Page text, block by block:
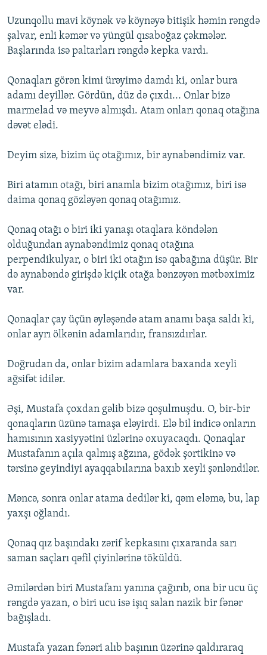
Uzunqollu mavi köynək və köynəyə bitişik həmin rəngdə
şalvar, enli kəmər və yüngül qısaboğaz çəkmələr.
Başlarında isə paltarları rəngdə kepka vardı.
Qonaqları görən kimi ürəyimə damdı ki, onlar bura
adamı deyillər. Gördün, düz də çıxdı... Onlar bizə
marmelad və meyvə almışdı. Atam onları qonaq otağına
dəvət elədi.
Deyim sizə, bizim üç otağımız, bir aynabəndimiz var.
Biri atamın otağı, biri anamla bizim otağımız, biri isə
daima qonaq gözləyən qonaq otağımız.
Qonaq otağı o biri iki yanaşı otaqlara köndələn
olduğundan aynabəndimiz qonaq otağına
perpendikulyar, o biri iki otağın isə qabağına düşür. Bir
də aynabəndə girişdə kiçik otağa bənzəyən mətbəximiz
var.
Qonaqlar çay üçün əyləşəndə atam anamı başa saldı ki,
onlar ayrı ölkənin adamlarıdır, fransızdırlar.
Doğrudan da, onlar bizim adamlara baxanda xeyli
ağsifət idilər.
Əşi, Mustafa çoxdan gəlib bizə qoşulmuşdu. O, bir-bir
qonaqların üzünə tamaşa eləyirdi. Elə bil indicə onların
hamısının xasiyyətini üzlərinə oxuyacaqdı. Qonaqlar
Mustafanın açıla qalmış ağzına, gödək şortikinə və
tərsinə geyindiyi ayaqqabılarına baxıb xeyli şənləndilər.
Məncə, sonra onlar atama dedilər ki, qəm eləmə, bu, lap
yaxşı oğlandı.
Qonaq qız başındakı zərif kepkasını çıxaranda sarı
saman saçları qəfil çiyinlərinə töküldü.
Əmilərdən biri Mustafanı yanına çağırıb, ona bir ucu üç
rəngdə yazan, o biri ucu isə işıq salan nazik bir fənər
bağışladı.
Mustafa yazan fənəri alıb başının üzərinə qaldıraraq